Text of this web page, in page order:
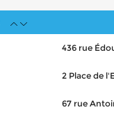
436 rue
2 Place de
67 rue